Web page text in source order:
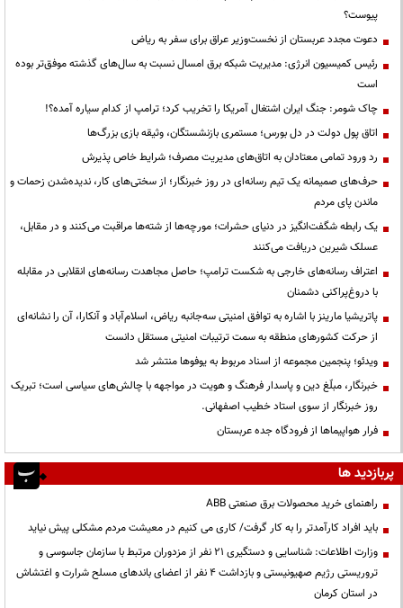
پیوست؟
دعوت مجدد عربستان از نخست‌وزیر عراق برای سفر به ریاض
رئیس کمیسیون انرژی: مدیریت شبکه برق امسال نسبت به سال‌های گذشته موفق‌تر بوده
است
چاک شومر: جنگ ایران اشتغال آمریکا را تخریب کرد؛ ترامپ از کدام سیاره آمده؟!
اتاق پول دولت در دل بورس؛ مستمری بازنشستگان، وثیقه بازی بزرگ‌ها
رد ورود تمامی معتادان به اتاق‌های مدیریت مصرف؛ شرایط خاص پذیرش
حرف‌های صمیمانه یک تیم رسانه‌ای در روز خبرنگار؛ از سختی‌های کار، ندیده‌شدن زحمات و
ماندن پای مردم
یک رابطه شگفت‌انگیز در دنیای حشرات؛ مورچه‌ها از شته‌ها مراقبت می‌کنند و در مقابل،
عسلک شیرین دریافت می‌کنند
اعتراف رسانه‌های خارجی به شکست ترامپ؛ حاصل مجاهدت رسانه‌های انقلابی در مقابله
با دروغ‌پراکنی دشمنان
پاتریشیا مارینز با اشاره به توافق امنیتی سه‌جانبه ریاض، اسلام‌آباد و آنکارا، آن را نشانه‌ای
از حرکت کشورهای منطقه به سمت ترتیبات امنیتی مستقل دانست
ویدئو؛ پنجمین مجموعه از اسناد مربوط به یوفوها منتشر شد
خبرنگار، مبلّغ دین و پاسدار فرهنگ و هویت در مواجهه با چالش‌های سیاسی است؛ تبریک
روز خبرنگار از سوی استاد خطیب اصفهانی.
فرار هواپیماها از فرودگاه جده عربستان
پربازدید ها
راهنمای خرید محصولات برق صنعتی ABB
باید افراد کارآمدتر را به کار گرفت/ کاری می کنیم در معیشت مردم مشکلی پیش نیاید
وزارت اطلاعات: شناسایی و دستگیری ۲۱ نفر از مزدوران مرتبط با سازمان جاسوسی و
تروریستی رژیم صهیونیستی و بازداشت ۴ نفر از اعضای باندهای مسلح شرارت و اغتشاش
در استان کرمان